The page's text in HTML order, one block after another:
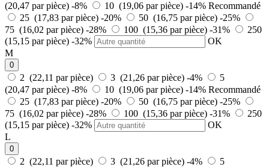
(20,47 par pièce) -8% 10 (19,06 par pièce) -14% Recommandé
25 (17,83 par pièce) -20% 50 (16,75 par pièce) -25%
75 (16,02 par pièce) -28% 100 (15,36 par pièce) -31%
250
(15,15 par pièce) -32%
OK
M
0
2 (22,11 par pièce) 3 (21,26 par pièce) -4%
5
(20,47 par pièce) -8% 10 (19,06 par pièce) -14% Recommandé
25 (17,83 par pièce) -20% 50 (16,75 par pièce) -25%
75 (16,02 par pièce) -28% 100 (15,36 par pièce) -31%
250
(15,15 par pièce) -32%
OK
L
0
2 (22,11 par pièce) 3 (21,26 par pièce) -4%
5